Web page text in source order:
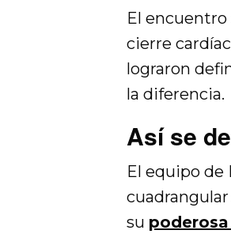
El
cierre
lograron
la diferencia.
Así se
El equipo de
su